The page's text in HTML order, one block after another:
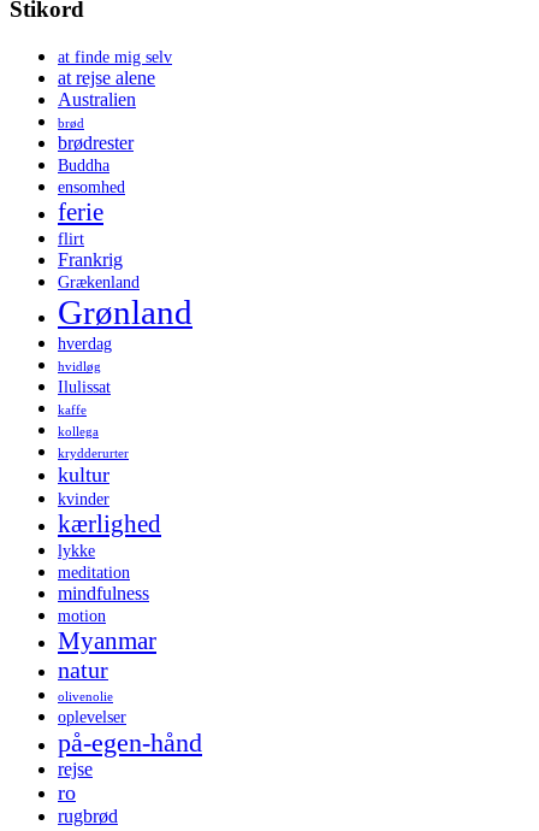
Stikord
at finde mig selv
at rejse alene
Australien
brød
brødrester
Buddha
ensomhed
ferie
flirt
Frankrig
Grækenland
Grønland
hverdag
hvidløg
Ilulissat
kaffe
kollega
krydderurter
kultur
kvinder
kærlighed
lykke
meditation
mindfulness
motion
Myanmar
natur
olivenolie
oplevelser
på-egen-hånd
rejse
ro
rugbrød